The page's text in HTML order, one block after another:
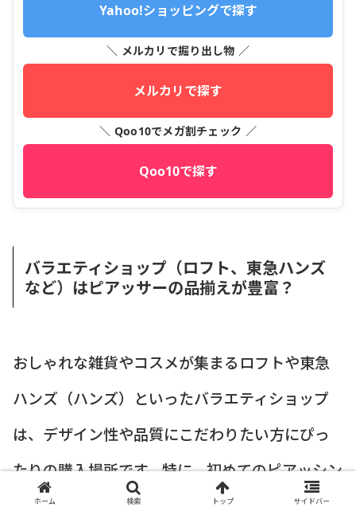
Yahoo!ショッピングで探す
＼ メルカリで掘り出し物 ／
メルカリで探す
＼ Qoo10でメガ割チェック ／
Qoo10で探す
バラエティショップ（ロフト、東急ハンズ
など）はピアッサーの品揃えが豊富？
おしゃれな雑貨やコスメが集まるロフトや東急
ハンズ（ハンズ）といったバラエティショップ
は、デザイン性や品質にこだわりたい方にぴっ
たりの購入場所です。特に、初めてのピアッシン
グで、 「失敗したくないから、少し高くても信頼
ホーム 検索 トップ サイドバー